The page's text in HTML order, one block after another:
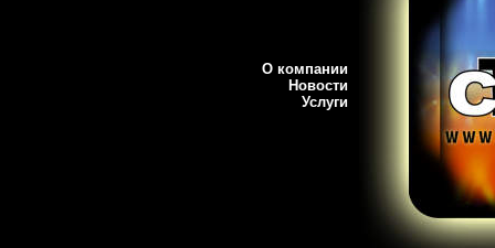
О компании
Новости
Услуги